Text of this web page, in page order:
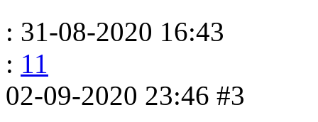
: 31-08-2020 16:43
: 11
02-09-2020 23:46 #3